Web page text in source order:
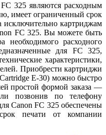
325 являются расходным
имеет ограниченный срок
картриджам
FC 325. Вы можете быть
необходимого расходного
для FC 325,
характеристики,
Приобрести картриджи
E-30) можно быстро
простой формой заказа —
позвонив по телефону
Canon FC 325 обеспечены
печати от компании